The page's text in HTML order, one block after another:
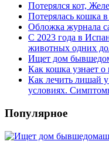
Потерялся кот,
Потерялась кошка
Обложка журнала
С 2023 года в
животных одних
Ищет дом
Как кошка узнает о
Как лечить лишай
условиях.
Популярное